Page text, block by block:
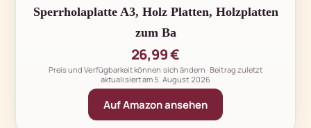
Sperrholaplatte A3, Holz Platten, Holzplatten
zum Ba
26,99 €
Preis und Verfügbarkeit können sich ändern · Beitrag zuletzt
aktualisiert am 5. August 2026
Auf Amazon ansehen